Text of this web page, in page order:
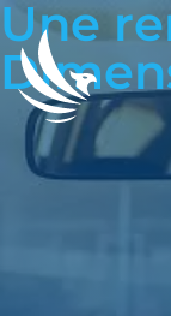
Une